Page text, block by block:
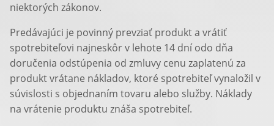
niektorých zákonov.
Predávajúci je povinný prevziať produkt a vrátiť
spotrebiteľovi najneskôr v lehote 14 dní odo dňa
doručenia odstúpenia od zmluvy cenu zaplatenú za
produkt vrátane nákladov, ktoré spotrebiteľ vynaložil v
súvislosti s objednaním tovaru alebo služby. Náklady
na vrátenie produktu znáša spotrebiteľ.